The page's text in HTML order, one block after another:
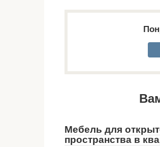
Мебель для
пространства в